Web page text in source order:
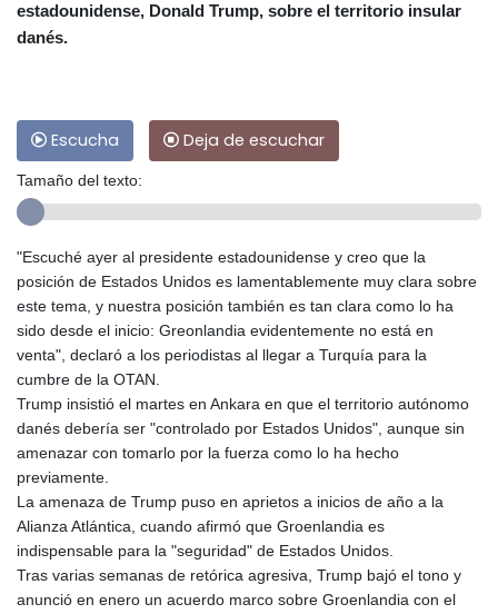
estadounidense, Donald Trump, sobre el territorio insular
danés.
Escucha Deja de escuchar
Tamaño del texto:
"Escuché ayer al presidente estadounidense y creo que la
posición de Estados Unidos es lamentablemente muy clara sobre
este tema, y nuestra posición también es tan clara como lo ha
sido desde el inicio: Greonlandia evidentemente no está en
venta", declaró a los periodistas al llegar a Turquía para la
cumbre de la OTAN.
Trump insistió el martes en Ankara en que el territorio autónomo
danés debería ser "controlado por Estados Unidos", aunque sin
amenazar con tomarlo por la fuerza como lo ha hecho
previamente.
La amenaza de Trump puso en aprietos a inicios de año a la
Alianza Atlántica, cuando afirmó que Groenlandia es
indispensable para la "seguridad" de Estados Unidos.
Tras varias semanas de retórica agresiva, Trump bajó el tono y
anunció en enero un acuerdo marco sobre Groenlandia con el